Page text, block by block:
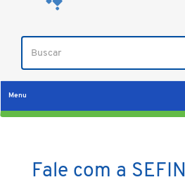
Menu
Fale com a SEFIN